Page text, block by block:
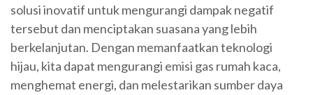
solusi inovatif untuk mengurangi dampak negatif
tersebut dan menciptakan suasana yang lebih
berkelanjutan. Dengan memanfaatkan teknologi
hijau, kita dapat mengurangi emisi gas rumah kaca,
menghemat energi, dan melestarikan sumber daya